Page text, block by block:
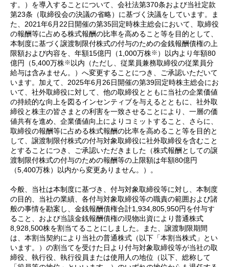
す。）を導入することについて、会社法第370条および当社定款
第23条（取締役会の決議の省略）に基づく決議をしています。ま
た、2021年6月22日開催の第35回定時株主総会において、取締役
の報酬等に占める株式報酬の比率を高めること等を目的として、
本制度に基づく譲渡制限付株式の付与のための金銭報酬債権の上
限額および内容を、年額15億円（1,000万株※ ）以内より年額80
億円（5,400万株※以内（ただし、従業員兼務取締役の従業員分
給与は含みません。）へ変更することにつき、ご承認いただいて
います。加えて、2025年6月26日開催の第39回定時株主総会にお
いて、社外取締役に対して、他の取締役とともに当社の企業価値
の持続的な向上を図るインセンティブを与えるとともに、社外取
締役と株主の皆さまとの利害を一致させることにより、一層の価
値共有を進め、企業価値向上によりコミットすること、さらに、
取締役の報酬等に占める株式報酬の比率を高めること等を目的と
して、譲渡制限付株式の付与対象取締役に社外取締役を含むこと
とすることにつき、ご承認いただきました（株式報酬としての譲
渡制限付株式の付与のための報酬等の上限額は年額80億円
（5,400万株）以内から変更ありません。）。
今般、当社は本制度に基づき、付与対象取締役等に対し、本制度
の目的、当社の業績、各付与対象取締役等の職責の範囲および諸
般の事情を勘案し、金銭報酬債権合計1,934,805,950円を付与す
ること、および当該金銭報酬債権の現物出資により普通株式
8,928,500株を割当てることにしました。また、譲渡制限期間
は、本割当契約により当社の普通株式（以下「本割当株式」とい
います。）の割当てを受けた日より付与対象取締役等が当社の取
締役、執行役、執行役員または使用人の地位（以下、総称して